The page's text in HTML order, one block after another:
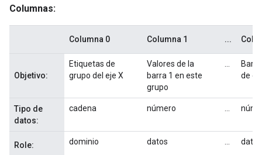
Columnas:
Columna 0 Columna 1 ...
Objetivo:
Etiquetas de
grupo del eje X
Valores de la
barra 1 en este
grupo
de
Tipo de
datos:
cadena número
Role: dominio datos datos